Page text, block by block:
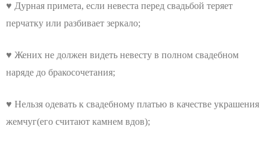
♥ Дурная примета, если невеста перед свадьбой теряет
перчатку или разбивает зеркало;
♥ Жених не должен видеть невесту в полном свадебном
наряде до бракосочетания;
♥ Нельзя одевать к свадебному платью в качестве украшения
жемчуг(его считают камнем вдов);